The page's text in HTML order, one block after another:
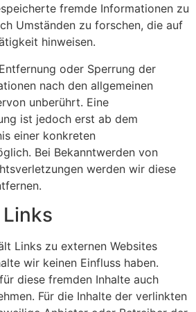
fremde Informationen zu
Umständen zu forschen, die auf
hinweisen.
oder Sperrung der
nach den allgemeinen
unberührt. Eine
ist jedoch erst ab dem
einer konkreten
Bei Bekanntwerden von
werden wir diese
Links zu externen Websites
wir keinen Einfluss haben.
diese fremden Inhalte auch
Für die Inhalte der verlinkten